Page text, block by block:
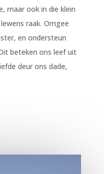
maar ook in die klein
raak. Omgee
en ondersteun
beteken ons leef uit
deur ons dade,